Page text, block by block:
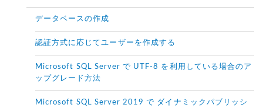
データベースの作成
認証方式に応じてユーザーを作成する
Microsoft SQL Server で UTF-8 を利用している場合のア
ップグレード方法
Microsoft SQL Server 2019 で ダイナミックパブリッシ